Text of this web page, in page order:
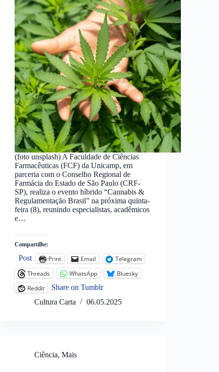
(foto unsplash) A Faculdade de Ciências
Farmacêuticas (FCF) da Unicamp, em
parceria com o Conselho Regional de
Farmácia do Estado de São Paulo (CRF-
SP), realiza o evento híbrido “Cannabis &
Regulamentação Brasil” na próxima quinta-
feira (8), reunindo especialistas, acadêmicos
e…
Compartilhe:
Post Print Email
Telegram
Threads
WhatsApp
Bluesky
Reddit
Share on Tumblr
Cultura Carta
06.05.2025
Ciência, Mais